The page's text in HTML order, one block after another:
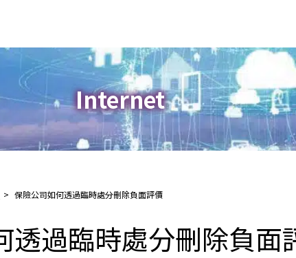
AI（例如ChatGPT等)
網絡犯罪
緩解聲譽損害
Internet
> 保險公司如何透過臨時處分刪除負面評價
透過臨時處分刪除負面